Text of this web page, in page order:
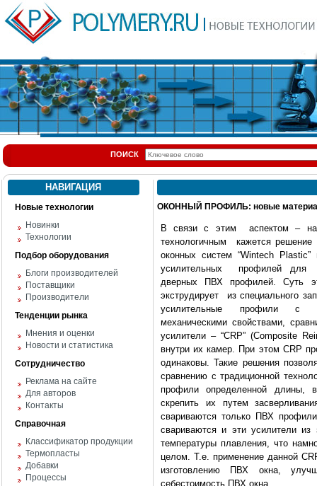
ПОИСК
НАВИГАЦИЯ
Новые технологии
Новинки
Технологии
Подбор оборудования
Блоги производителей
Поставщики
Производители
Тенденции рынка
Мнения и оценки
Новости и статистика
Сотрудничество
Реклама на сайте
Для авторов
Контакты
Справочная
Классификатор продукции
Термопласты
Добавки
Процессы
ОКОННЫЙ ПРОФИЛЬ: новые
В связи с этим аспектом –
технологичным кажется
оконных систем “Wintech
усилительных профилей для
дверных ПВХ профилей. Суть
экструдирует из специального
усилительные профили с
механическими свойствами,
усилители – “CRP” (Composite
внутри их камер. При этом CRP
одинаковы. Такие решения
сравнению с традиционной
профили определенной длины,
скрепить их путем
свариваются только ПВХ
свариваются и эти усилители
температуры плавления, что
целом. Т.е. применение данной
изготовлению ПВХ окна,
себестоимость ПВХ окна.